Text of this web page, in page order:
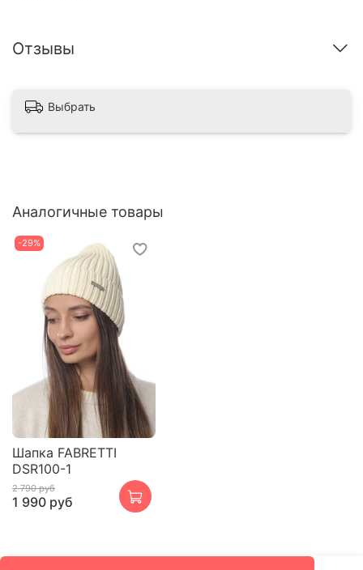
Отзывы
Выбрать
Аналогичные товары
-29%
Шапка FABRETTI
DSR100-1
2 790 руб
1 990 руб